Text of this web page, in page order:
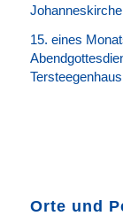
Johanneskirche
15. eines
Orte und